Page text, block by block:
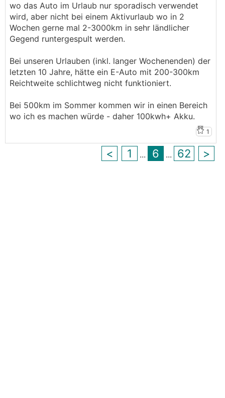
wo das Auto im Urlaub nur sporadisch verwendet
wird, aber nicht bei einem Aktivurlaub wo in 2
Wochen gerne mal 2-3000km in sehr ländlicher
Gegend runtergespult werden.
Bei unseren Urlauben (inkl. langer Wochenenden) der
letzten 10 Jahre, hätte ein E-Auto mit 200-300km
Reichtweite schlichtweg nicht funktioniert.
Bei 500km im Sommer kommen wir in einen Bereich
wo ich es machen würde - daher 100kwh+ Akku.
1
< 1 ... 6 ... 62 >